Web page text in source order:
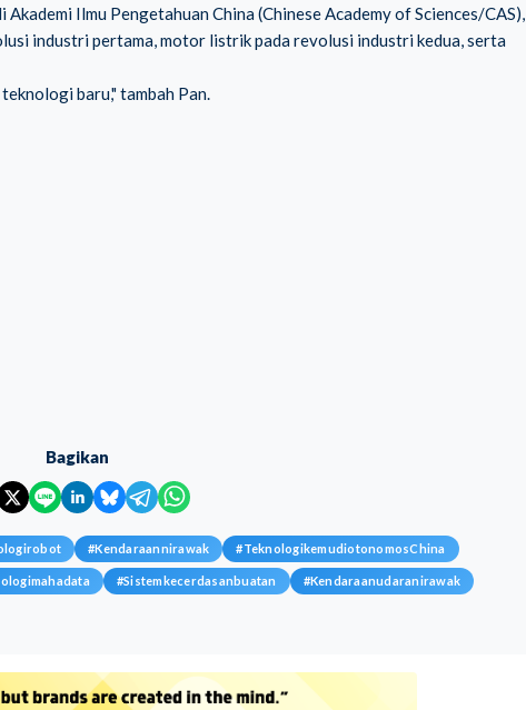
Ilmu Pengetahuan China (Chinese Academy of Sciences/CAS),
industri pertama, motor listrik pada revolusi industri kedua, serta
baru," tambah Pan.
Bagikan
#Kendaraannirawak #TeknologikemudiotonomosChina
#Sistemkecerdasanbuatan #Kendaraanudaranirawak